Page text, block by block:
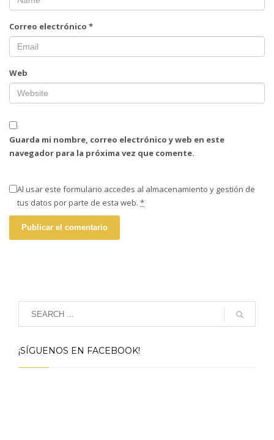
Correo electrónico *
Web
Guarda mi nombre, correo electrónico y web en este
navegador para la próxima vez que comente.
Al usar este formulario accedes al almacenamiento y gestión de
tus datos por parte de esta web. *
¡SÍGUENOS EN FACEBOOK!